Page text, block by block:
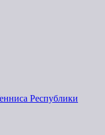
Республики